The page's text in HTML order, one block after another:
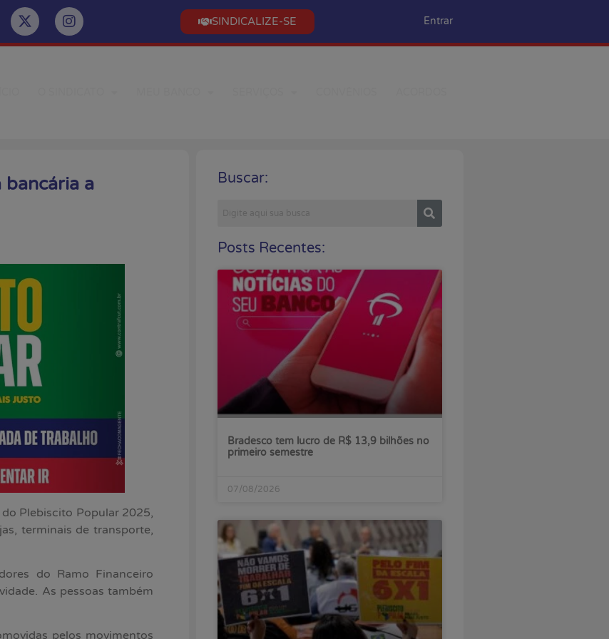
SINDICALIZE-SE Entrar
a
Plebiscito Popular 2025,
terminais de transporte,
do Ramo Financeiro
As pessoas também
pelos movimentos
Buscar:
Posts Recentes:
Bradesco tem lucro de R$ 13,9 bilhões no
primeiro semestre
07/08/2026